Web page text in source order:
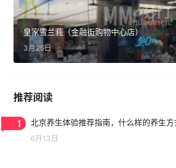
皇家雪兰莪（金融街购物中心店）
3月25日
推荐阅读
1 北京养生体验推荐指南，什么样的养生方
6月13日